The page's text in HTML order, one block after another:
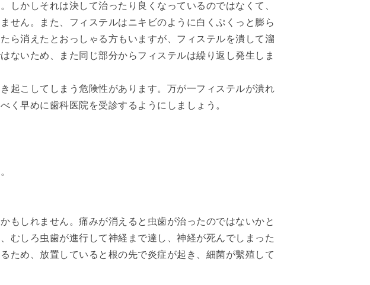
かしそれは決して治ったり良くなっているのではなくて、
せん。また、フィステルはニキビのように白くぷくっと膨ら
ら消えたとおっしゃる方もいますが、フィステルを潰して溜
ないため、また同じ部分からフィステルは繰り返し発生しま
起こしてしまう危険性があります。万が一フィステルが潰れ
く早めに歯科医院を受診するようにしましょう。
もしれません。痛みが消えると虫歯が治ったのではないかと
むしろ虫歯が進行して神経まで達し、神経が死んでしまった
ため、放置していると根の先で炎症が起き、細菌が繫殖して